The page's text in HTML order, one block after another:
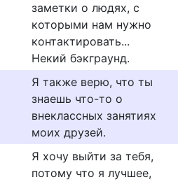
заметки о людях, с
которыми нам нужно
контактировать...
Некий бэкграунд.
Я также верю, что ты
знаешь что-то о
внеклассных занятиях
моих друзей.
Я хочу выйти за тебя,
потому что я лучшее,